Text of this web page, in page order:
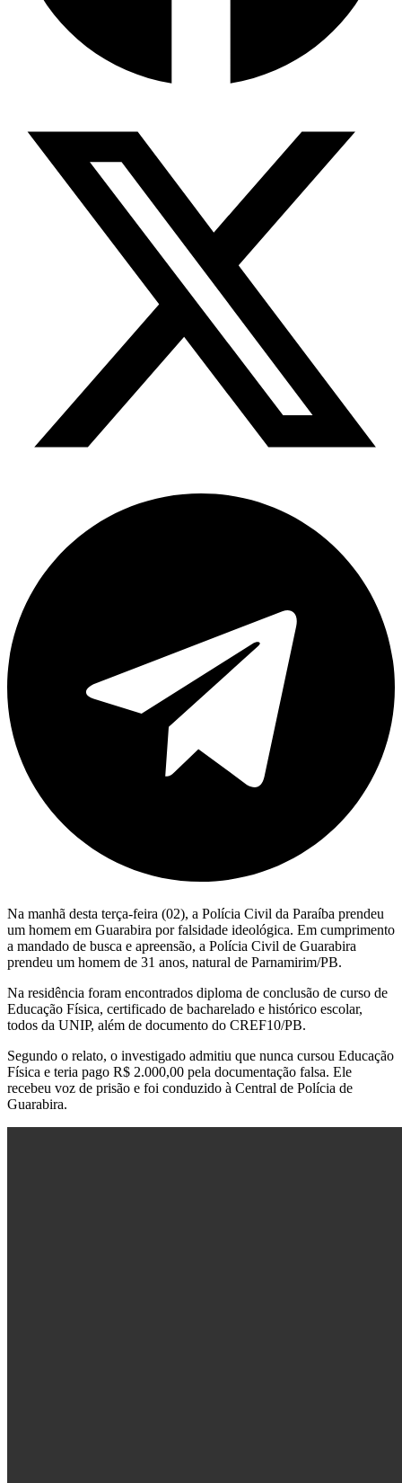
Na manhã desta terça-feira (02), a Polícia Civil da Paraíba prendeu
um homem em Guarabira por falsidade ideológica. Em cumprimento
a mandado de busca e apreensão, a Polícia Civil de Guarabira
prendeu um homem de 31 anos, natural de Parnamirim/PB.
Na residência foram encontrados diploma de conclusão de curso de
Educação Física, certificado de bacharelado e histórico escolar,
todos da UNIP, além de documento do CREF10/PB.
Segundo o relato, o investigado admitiu que nunca cursou Educação
Física e teria pago R$ 2.000,00 pela documentação falsa. Ele
recebeu voz de prisão e foi conduzido à Central de Polícia de
Guarabira.